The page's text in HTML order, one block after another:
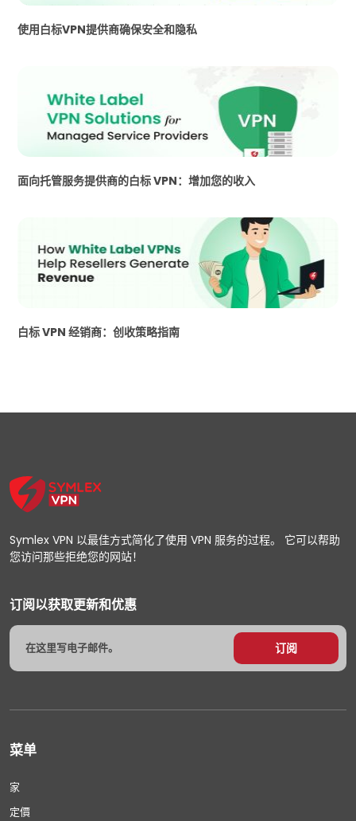
使用白标VPN提供商确保安全和隐私
面向托管服务提供商的白标 VPN：增加您的收入
白标 VPN 经销商：创收策略指南
Symlex VPN 以最佳方式简化了使用 VPN 服务的过程。 它可以帮助
您访问那些拒绝您的网站！
订阅以获取更新和优惠
菜单
家
定價